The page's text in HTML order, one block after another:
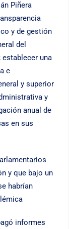
Piñera
y de gestión
del
una
e
y superior
y
anual de
en sus
y que bajo un
habrían
informes